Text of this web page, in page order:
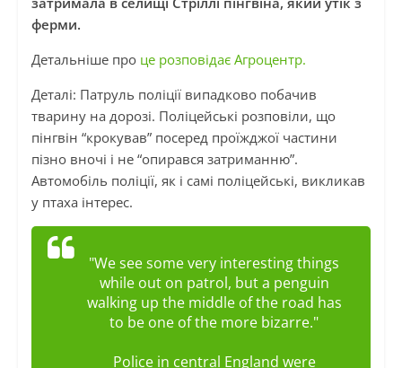
ферми.
Детальніше про це розповідає Агроцентр.
Деталі: Патруль поліції випадково побачив
тварину на дорозі. Поліцейські розповіли, що
пінгвін “крокував” посеред проїжджої частини
пізно вночі і не “опирався затриманню”.
Автомобіль поліції, як і самі поліцейські, викликав
у птаха інтерес.
"We see some very interesting things
while out on patrol, but a penguin
walking up the middle of the road has
to be one of the more bizarre."
Police in central England were